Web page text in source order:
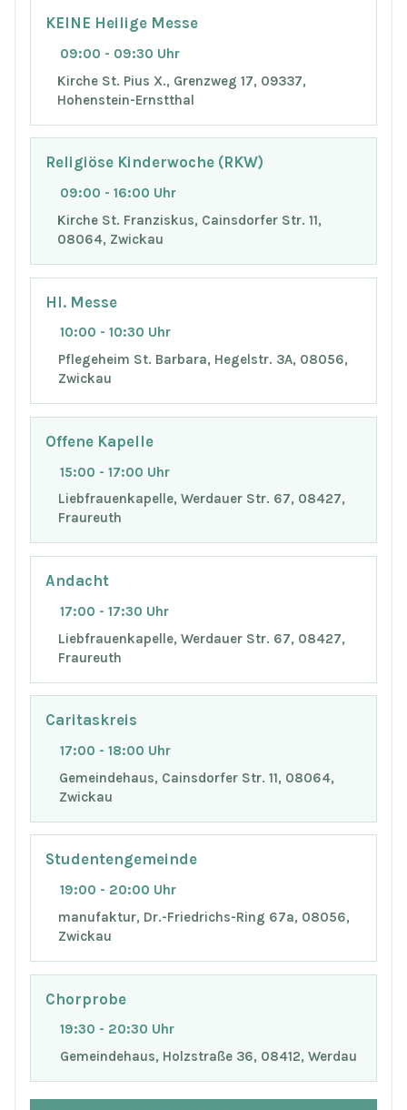
KEINE Heilige Messe
09:00 - 09:30 Uhr
Kirche St. Pius X., Grenzweg 17, 09337,
Hohenstein-Ernstthal
Religiöse Kinderwoche (RKW)
09:00 - 16:00 Uhr
Kirche St. Franziskus, Cainsdorfer Str. 11,
08064, Zwickau
Hl. Messe
10:00 - 10:30 Uhr
Pflegeheim St. Barbara, Hegelstr. 3A, 08056,
Zwickau
Offene Kapelle
15:00 - 17:00 Uhr
Liebfrauenkapelle, Werdauer Str. 67, 08427,
Fraureuth
Andacht
17:00 - 17:30 Uhr
Liebfrauenkapelle, Werdauer Str. 67, 08427,
Fraureuth
Caritaskreis
17:00 - 18:00 Uhr
Gemeindehaus, Cainsdorfer Str. 11, 08064,
Zwickau
Studentengemeinde
19:00 - 20:00 Uhr
manufaktur, Dr.-Friedrichs-Ring 67a, 08056,
Zwickau
Chorprobe
19:30 - 20:30 Uhr
Gemeindehaus, Holzstraße 36, 08412, Werdau